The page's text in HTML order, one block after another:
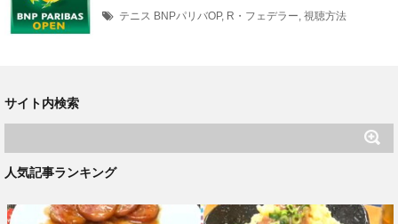
テニス BNPパリバOP, R・フェデラー, 視聴方法
サイト内検索
人気記事ランキング